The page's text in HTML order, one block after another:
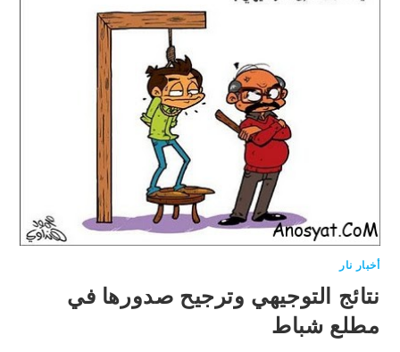
أخبار نار
نتائج التوجيهي وترجيح صدورها في
مطلع شباط